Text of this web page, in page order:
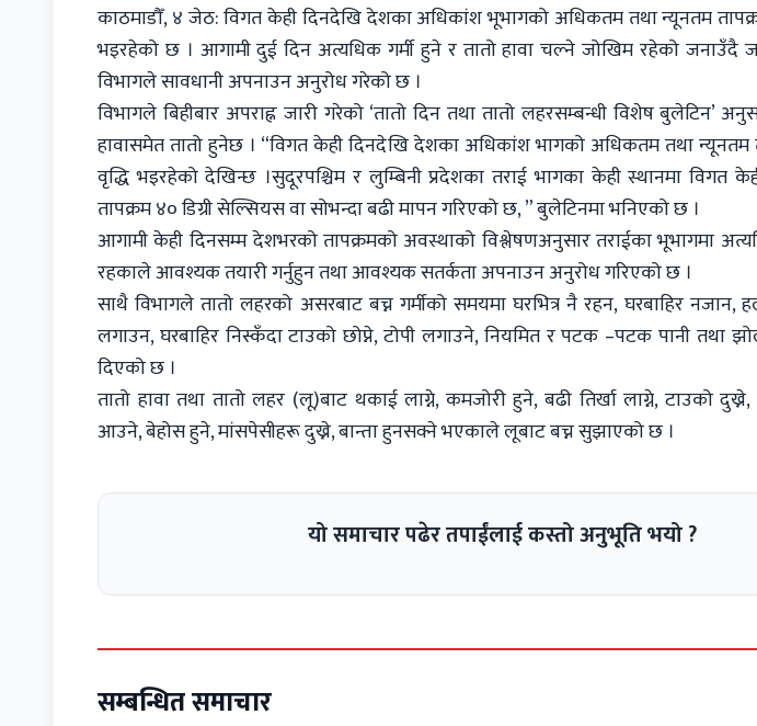
काठमाडौँ, ४ जेठ: विगत केही दिनदेखि देशका अधिकांश भूभागको अधिकतम तथा न्यूनतम
भइरहेको छ । आगामी दुई दिन अत्यधिक गर्मी हुने र तातो हावा चल्ने जोखिम रहेको जनाउँदै
विभागले सावधानी अपनाउन अनुरोध गरेको छ ।
विभागले बिहीबार अपराह्न जारी गरेको ‘तातो दिन तथा तातो लहरसम्बन्धी विशेष बुलेटिन’
हावासमेत तातो हुनेछ । “विगत केही दिनदेखि देशका अधिकांश भागको अधिकतम तथा न्यूनतम
वृद्धि भइरहेको देखिन्छ ।सुदूरपश्चिम र लुम्बिनी प्रदेशका तराई भागका केही स्थानमा विगत
तापक्रम ४० डिग्री सेल्सियस वा सोभन्दा बढी मापन गरिएको छ, ” बुलेटिनमा भनिएको छ ।
आगामी केही दिनसम्म देशभरको तापक्रमको अवस्थाको विश्लेषणअनुसार तराईका भूभागमा
रहकाले आवश्यक तयारी गर्नुहुन तथा आवश्यक सतर्कता अपनाउन अनुरोध गरिएको छ ।
साथै विभागले तातो लहरको असरबाट बच्न गर्मीको समयमा घरभित्र नै रहन, घरबाहिर
लगाउन, घरबाहिर निस्कँदा टाउको छोप्ने, टोपी लगाउने, नियमित र पटक –पटक पानी तथा
दिएको छ ।
तातो हावा तथा तातो लहर (लू)बाट थकाई लाग्ने, कमजोरी हुने, बढी तिर्खा लाग्ने, टाउको
आउने, बेहोस हुने, मांसपेसीहरू दुख्ने, बान्ता हुनसक्ने भएकाले लूबाट बच्न सुझाएको छ ।
यो समाचार पढेर तपाईंलाई कस्तो अनुभूति भयो ?
सम्बन्धित समाचार